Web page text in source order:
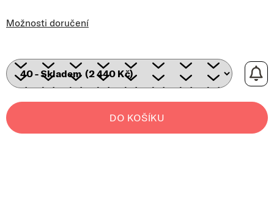
Možnosti doručení
DO KOŠÍKU